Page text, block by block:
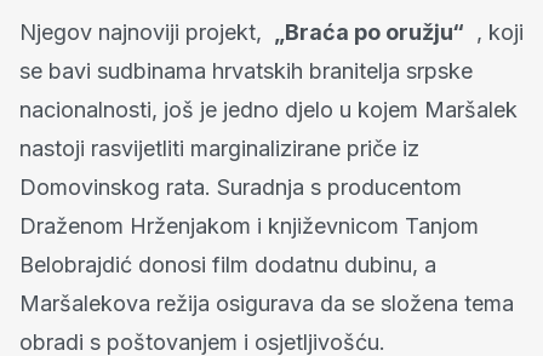
Njegov najnoviji projekt, „Braća po oružju“ , koji
se bavi sudbinama hrvatskih branitelja srpske
nacionalnosti, još je jedno djelo u kojem Maršalek
nastoji rasvijetliti marginalizirane priče iz
Domovinskog rata. Suradnja s producentom
Draženom Hrženjakom i književnicom Tanjom
Belobrajdić donosi film dodatnu dubinu, a
Maršalekova režija osigurava da se složena tema
obradi s poštovanjem i osjetljivošću.